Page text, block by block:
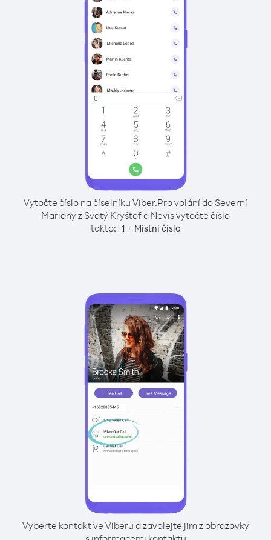
Vytočte číslo na číselníku Viber.Pro volání do Severní
Mariany z Svatý Kryštof a Nevis vytočte číslo
takto:+1+ Místní číslo
Vyberte kontakt ve Viberu a zavolejte jim z obrazovky